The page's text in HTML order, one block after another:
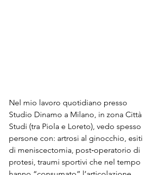
Nel mio lavoro quotidiano presso
Studio Dinamo a Milano, in zona Città
Studi (tra Piola e Loreto), vedo spesso
persone con: artrosi al ginocchio, esiti
di meniscectomia, post‑operatorio di
protesi, traumi sportivi che nel tempo